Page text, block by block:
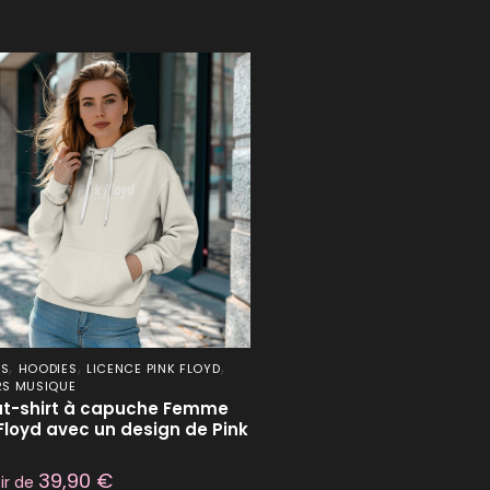
, HOODIES, LICENCE PINK FLOYD,
MUSIQUE
shirt à capuche Femme
avec un design de Pink
de 39,90 €